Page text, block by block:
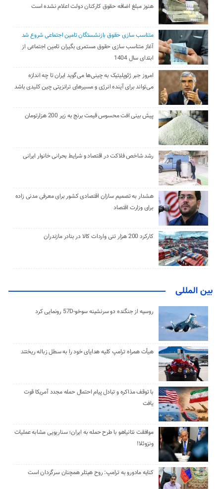
هنوز مبلغ اضافه حقوق کارکنان دولت اعلام نشده است
متناسب سازی حقوق بازنشستگان تامین اجتماعی شروع شد
آغاز متناسب سازی حقوق مستمری بگیران تامین اجتماعی از
ابتدای سال 1404
امروز جبر ژئوپلیتیک به چینی‌ها می‌گوید ایران تا چه اندازه
می‌تواند برای آینده انرژی و مسیرهای ترانزیتی چین کلیدی باشد
پیش بینی افت محسوس قیمت برنج به زیر 200 هزارتومان
رشد شاخص فلاکت در اقتصاد و شرایط بحرانی خانوار ایرانی
هشدار به تصمیم سازان اقتصادی کشور برای معرفی مدنی زاده
برای وزارت اقتصاد
کارکرد 200 هزار تنی واردات کالا در بنادر مازندران
بین المللی
روسیه از جنگنده دو سرنشینه سوخو-57D رونمایی کرد
هیأت همراه ترامپ کلیه هدایای خود را به سطل زباله ریختند
با توقف مذاکره و تبادل پیام احتمال حمله مجدد آمریکا قوت
یافت
موافقت نتانیاهو با طرح حمله به ایران؛ سناریویی مشابه عملیات
ونزوئلا!
کنایه مادورو به ترامپ: روح هیتلر همچنان سرگردان است